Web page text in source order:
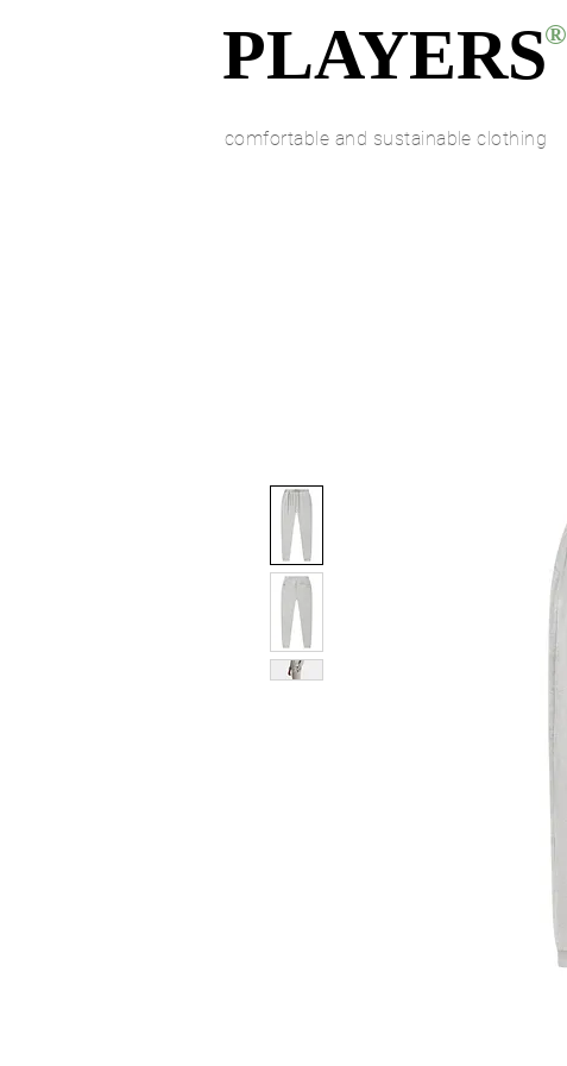
PLAYERS®
comfortable and sustainable clothing